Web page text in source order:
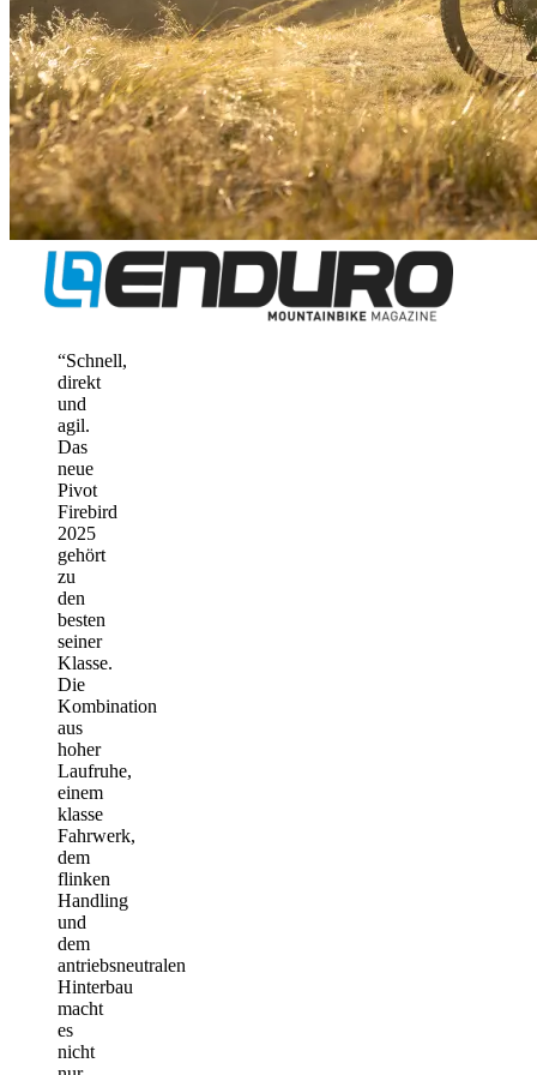
“Schnell,
direkt
und
agil.
Das
neue
Pivot
Firebird
2025
gehört
zu
den
besten
seiner
Klasse.
Die
Kombination
aus
hoher
Laufruhe,
einem
klasse
Fahrwerk,
dem
flinken
Handling
und
dem
antriebsneutralen
Hinterbau
macht
es
nicht